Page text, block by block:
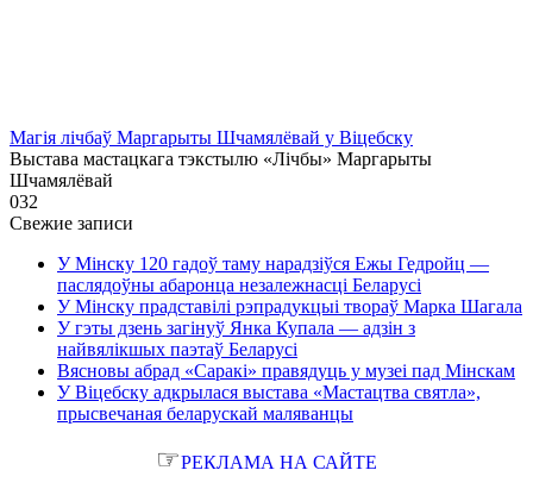
Магія лічбаў Маргарыты Шчамялёвай у Віцебску
Выстава мастацкага тэкстылю «Лічбы» Маргарыты
Шчамялёвай
032
Свежие записи
У Мінску 120 гадоў таму нарадзіўся Ежы Гедройц —
паслядоўны абаронца незалежнасці Беларусі
У Мінску прадставілі рэпрадукцыі твораў Марка Шагала
У гэты дзень загінуў Янка Купала — адзін з
найвялікшых паэтаў Беларусі
Вясновы абрад «Саракі» правядуць у музеі пад Мінскам
У Віцебску адкрылася выстава «Мастацтва святла»,
прысвечаная беларускай маляванцы
☞РЕКЛАМА НА САЙТЕ